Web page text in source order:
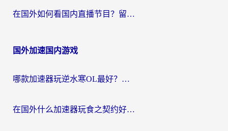
在国外如何看国内直播节目？留学生亲测有效的追剧加速指南
国外加速国内游戏
哪款加速器玩逆水寒OL最好？海外党实测后的终极选择指南
在国外什么加速器玩食之契约好用？海外党亲测有效的国服游戏加速指南